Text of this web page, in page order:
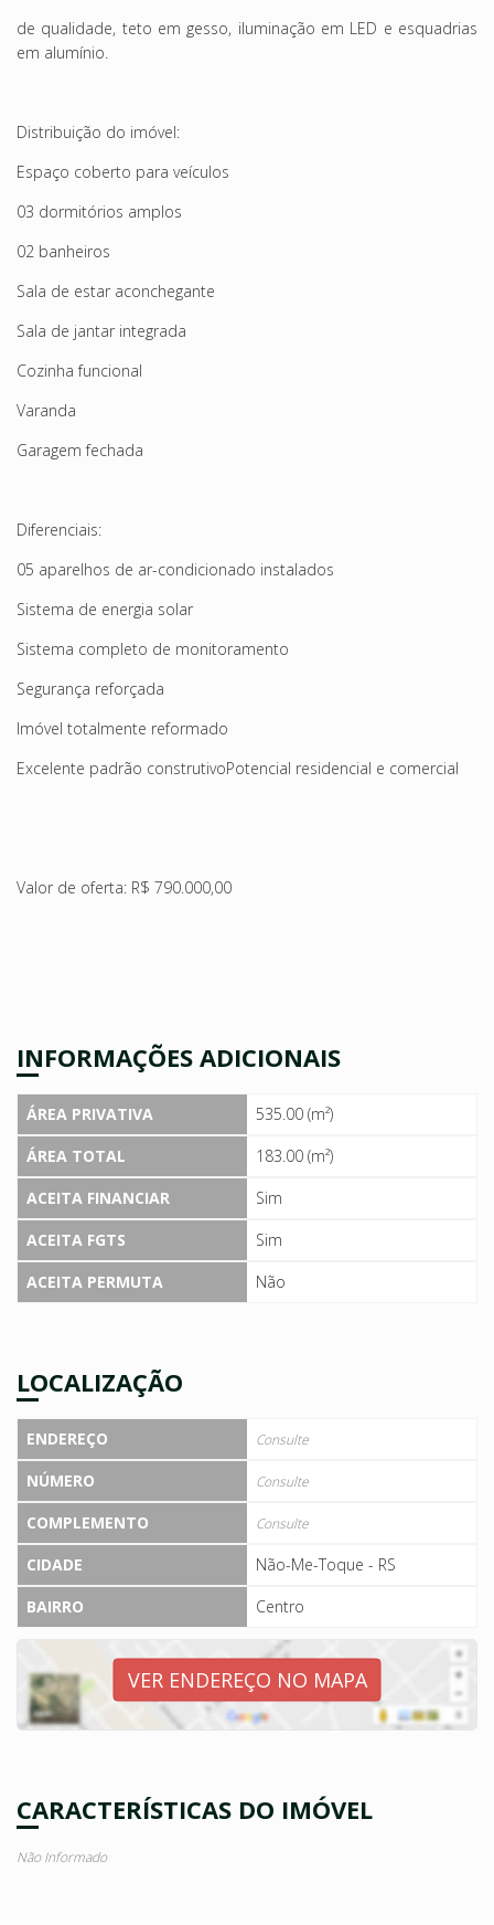
de qualidade, teto em gesso, iluminação em LED e esquadrias
em alumínio.
Distribuição do imóvel:
Espaço coberto para veículos
03 dormitórios amplos
02 banheiros
Sala de estar aconchegante
Sala de jantar integrada
Cozinha funcional
Varanda
Garagem fechada
Diferenciais:
05 aparelhos de ar-condicionado instalados
Sistema de energia solar
Sistema completo de monitoramento
Segurança reforçada
Imóvel totalmente reformado
Excelente padrão construtivoPotencial residencial e comercial
Valor de oferta: R$ 790.000,00
INFORMAÇÕES ADICIONAIS
ÁREA PRIVATIVA
535.00 (m²)
ÁREA TOTAL
183.00 (m²)
ACEITA FINANCIAR
Sim
ACEITA FGTS
Sim
ACEITA PERMUTA
Não
LOCALIZAÇÃO
ENDEREÇO Consulte
NÚMERO Consulte
COMPLEMENTO Consulte
CIDADE
Não-Me-Toque - RS
BAIRRO
Centro
VER ENDEREÇO NO MAPA
CARACTERÍSTICAS DO IMÓVEL
Não Informado